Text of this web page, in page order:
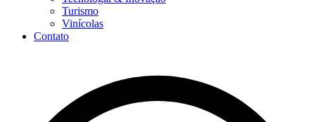
Turismo
Vinícolas
Contato